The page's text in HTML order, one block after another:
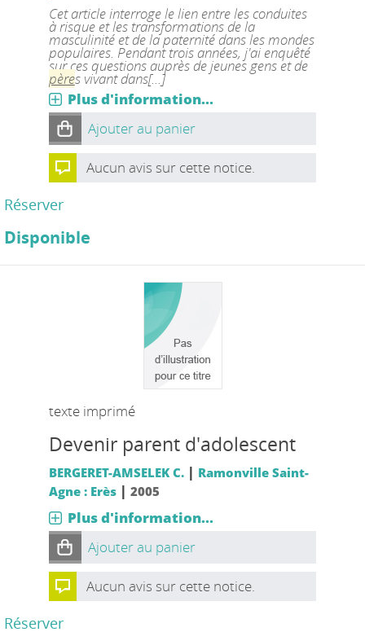
Cet article interroge le lien entre les conduites
à risque et les transformations de la
masculinité et de la paternité dans les mondes
populaires. Pendant trois années, j'ai enquêté
sur ces questions auprès de jeunes gens et de
pères vivant dans[...]
Plus d'information...
Ajouter au panier
Aucun avis sur cette notice.
Réserver
Disponible
texte imprimé
Devenir parent d'adolescent
BERGERET-AMSELEK C. | Ramonville Saint-
Agne : Erès| 2005
Plus d'information...
Ajouter au panier
Aucun avis sur cette notice.
Réserver